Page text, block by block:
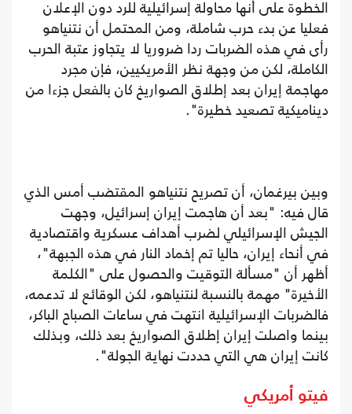
الخطوة على أنها محاولة إسرائيلية للرد دون الإعلان
فعليا عن بدء حرب شاملة، ومن المحتمل أن نتنياهو
رأى في هذه الضربات ردا ضروريا لا يتجاوز عتبة الحرب
الكاملة، لكن من وجهة نظر الأمريكيين، فإن مجرد
مهاجمة إيران بعد إطلاق الصواريخ كان بالفعل جزءا من
ديناميكية تصعيد خطيرة".
وبين بيرغمان، أن تصريح نتنياهو المقتضب أمس الذي
قال فيه: "بعد أن هاجمت إيران إسرائيل، وجهت
الجيش الإسرائيلي لضرب أهداف عسكرية واقتصادية
في أنحاء إيران، حاليا تم إخماد النار في هذه الجبهة"،
أظهر أن "مسألة التوقيت والحصول على "الكلمة
الأخيرة" مهمة بالنسبة لنتنياهو، لكن الوقائع لا تدعمه،
فالضربات الإسرائيلية انتهت في ساعات الصباح الباكر،
بينما واصلت إيران إطلاق الصواريخ بعد ذلك، وبذلك
كانت إيران هي التي حددت نهاية الجولة".
فيتو أمريكي